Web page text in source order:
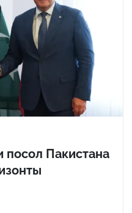
посол Пакистана